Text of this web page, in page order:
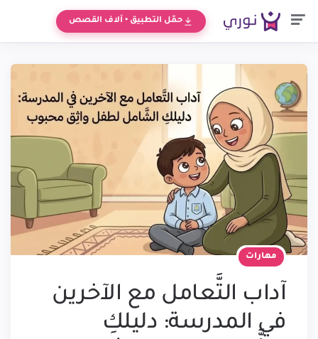
حمّل التطبيق • آلاف القصص
مهارات
آداب التَّعامل مع الآخرين
في المدرسة: دليلكِ